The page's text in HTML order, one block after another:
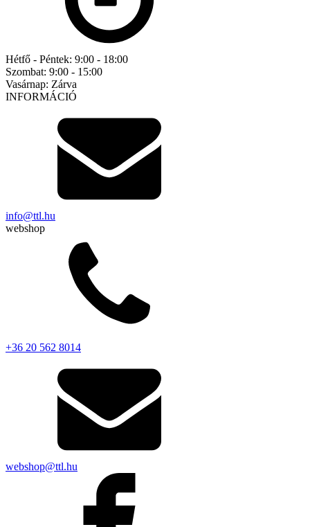
Hétfő - Péntek: 9:00 - 18:00
Szombat: 9:00 - 15:00
Vasárnap: Zárva
INFORMÁCIÓ
info@ttl.hu
webshop
+36 20 562 8014
webshop@ttl.hu